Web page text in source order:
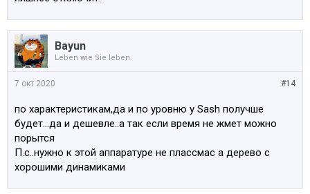
Bayun
Leben wie Sie leben.
#14
7 окт 2020
по характеристикам,да и по уровню у Sash получше
будет...да и дешевле..а так если время не жмет можно
порытся
П.с..нужно к этой аппаратуре не плассмас а дерево с
хорошими динамиками